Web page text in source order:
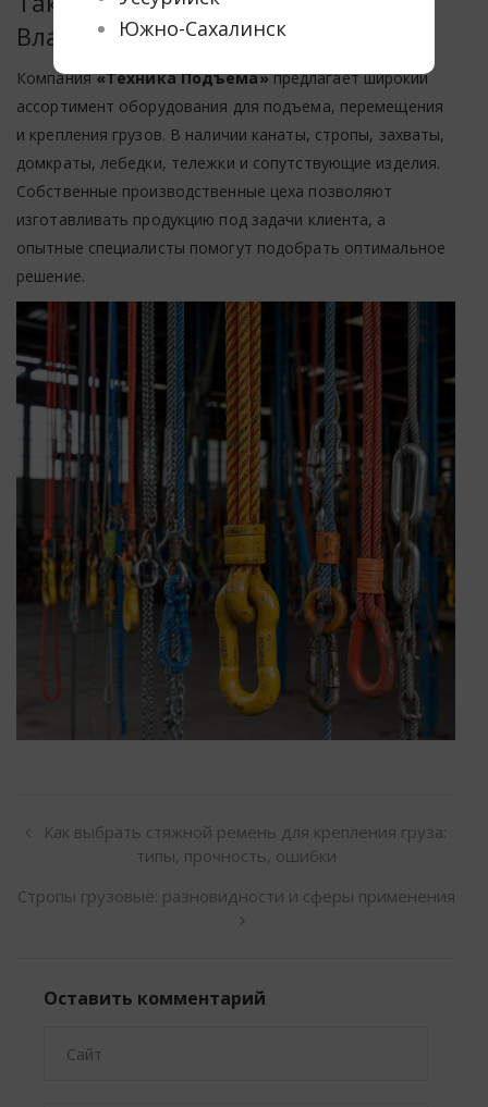
Владивостоке
Компания«Техника Подъема»предлагает широкий
ассортимент оборудования для подъема, перемещения
и крепления грузов. В наличии канаты, стропы, захваты,
домкраты, лебедки, тележки и сопутствующие изделия.
Собственные производственные цеха позволяют
изготавливать продукцию под задачи клиента, а
опытные специалисты помогут подобрать оптимальное
решение.
Как выбрать стяжной ремень для крепления груза:
типы, прочность, ошибки
Стропы грузовые: разновидности и сферы применения
Оставить комментарий
Южно-Сахалинск